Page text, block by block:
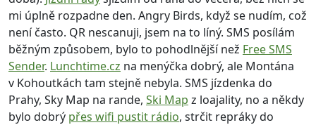
mi úplně rozpadne den. Angry Birds, když se nudím, což
není často. QR nescanuji, jsem na to líný. SMS posílám
běžným způsobem, bylo to pohodlnější než Free SMS
Sender. Lunchtime.cz na menýčka dobrý, ale Montána
v Kohoutkách tam stejně nebyla. SMS jízdenka do
Prahy, Sky Map na rande, Ski Map z loajality, no a někdy
bylo dobrý přes wifi pustit rádio, strčit repráky do